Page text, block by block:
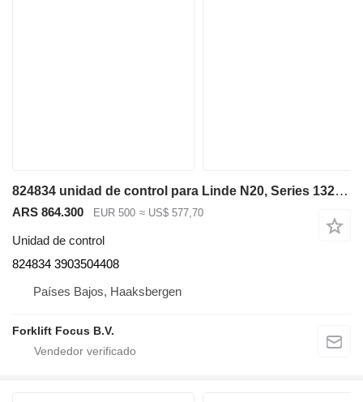
824834 unidad de control para Linde N20, Series 132/ T20SP, Series 131 transpaleta eléctrica
ARS 864.300 EUR 500 ≈ US$ 577,70
Unidad de control
824834 3903504408
Países Bajos, Haaksbergen
Forklift Focus B.V.